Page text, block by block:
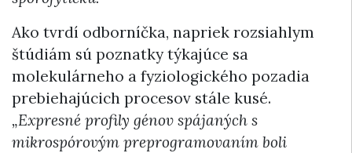
Ako tvrdí odborníčka, napriek rozsiahlym
štúdiám sú poznatky týkajúce sa
molekulárneho a fyziologického pozadia
prebiehajúcich procesov stále kusé.
„Expresné profily génov spájaných s
mikrospórovým preprogramovaním boli